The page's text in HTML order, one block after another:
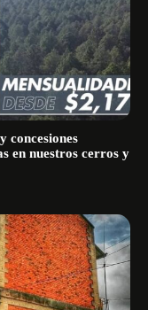
concesiones
en nuestros cerros y